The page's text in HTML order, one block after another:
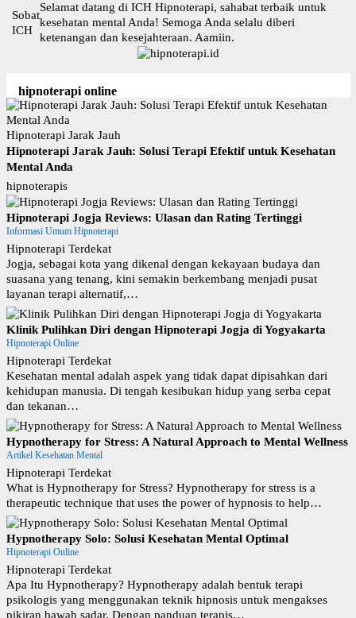
Sobat
ICH
Selamat datang di ICH Hipnoterapi, sahabat terbaik untuk
kesehatan mental Anda! Semoga Anda selalu diberi
ketenangan dan kesejahteraan. Aamiin.
hipnoterapi online
Hipnoterapi Jarak Jauh
Hipnoterapi Jarak Jauh: Solusi Terapi Efektif untuk Kesehatan
Mental Anda
hipnoterapis
Hipnoterapi Jogja Reviews: Ulasan dan Rating Tertinggi
Informasi Umum Hipnoterapi
Hipnoterapi Terdekat
Jogja, sebagai kota yang dikenal dengan kekayaan budaya dan
suasana yang tenang, kini semakin berkembang menjadi pusat
layanan terapi alternatif,…
Klinik Pulihkan Diri dengan Hipnoterapi Jogja di Yogyakarta
Hipnoterapi Online
Hipnoterapi Terdekat
Kesehatan mental adalah aspek yang tidak dapat dipisahkan dari
kehidupan manusia. Di tengah kesibukan hidup yang serba cepat
dan tekanan…
Hypnotherapy for Stress: A Natural Approach to Mental Wellness
Artikel Kesehatan Mental
Hipnoterapi Terdekat
What is Hypnotherapy for Stress? Hypnotherapy for stress is a
therapeutic technique that uses the power of hypnosis to help…
Hypnotherapy Solo: Solusi Kesehatan Mental Optimal
Hipnoterapi Online
Hipnoterapi Terdekat
Apa Itu Hypnotherapy? Hypnotherapy adalah bentuk terapi
psikologis yang menggunakan teknik hipnosis untuk mengakses
pikiran bawah sadar. Dengan panduan terapis…